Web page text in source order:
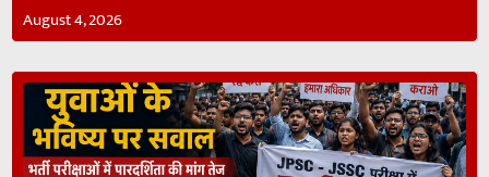
August 4, 2026